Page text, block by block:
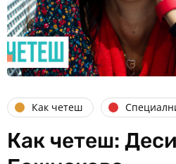
Как четеш
Как четеш: